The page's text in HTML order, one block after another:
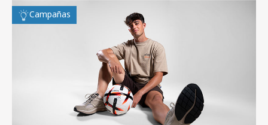
Campañas